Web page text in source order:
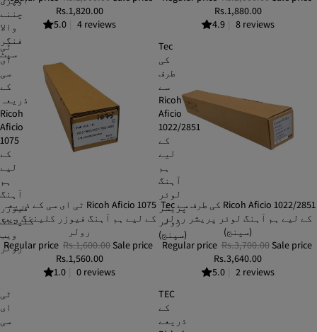
چننے
والا
فنگر
سیٹ
Rs.1,820.00
5.0
4 reviews
Rs.1,880.00
4.9
8 reviews
ٹی
ای
سی
کے
ذریعہ
Ricoh
Aficio
1075
کے
لیے
ہم
آہنگ
فیوزر
کلیننگ
ویب
رولر
SALE
ٹی ای سی کے ذریعہ Ricoh Aficio 1075
کے لیے ہم آہنگ فیوزر کلیننگ ویب
رولر
Regular price Rs.1,600.00 Sale price
Rs.1,560.00
1.0
0 reviews
Tec
کی
طرف
سے
Ricoh
Aficio
1022/2851
کے
لیے
ہم
آہنگ
لوئر
پریشر
رولر
(سپنج)
SOLD OUT
Tec کی طرف سے Ricoh Aficio 1022/2851
کے لیے ہم آہنگ لوئر پریشر رولر
(سپنج)
Regular price Rs.3,700.00 Sale price
Rs.3,640.00
5.0
2 reviews
ٹی
ای
سی
TEC
کے
ذریعے